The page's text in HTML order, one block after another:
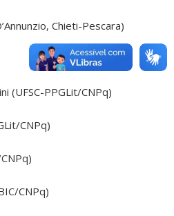
Chieti-Pescara)
(UFSC-PPGLit/CNPq)
CNPq)
CNPq)